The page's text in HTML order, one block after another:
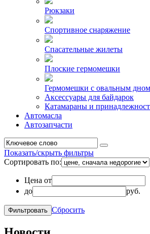
Рюкзаки
Спортивное снаряжение
Спасательные жилеты
Плоские гермомешки
Гермомешки с овальным дном
Аксессуары для байдарок
Катамараны и
Автомасла
Автозапчасти
Показать/скрыть фильтры
Сортировать по:
Цена от
до
руб.
Сбросить